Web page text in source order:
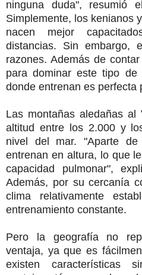
ninguna duda", resumió
Simplemente, los kenianos
nacen mejor
distancias. Sin
razones. Además de
para dominar este tipo de
donde entrenan es perfecta
Las montañas aledañas
altitud entre los 2.000 y
nivel del mar. "Aparte
entrenan en altura, lo que
capacidad pulmonar",
Además, por su cercanía
clima relativamente
entrenamiento constante.
Pero la geografía no
ventaja, ya que es
existen características